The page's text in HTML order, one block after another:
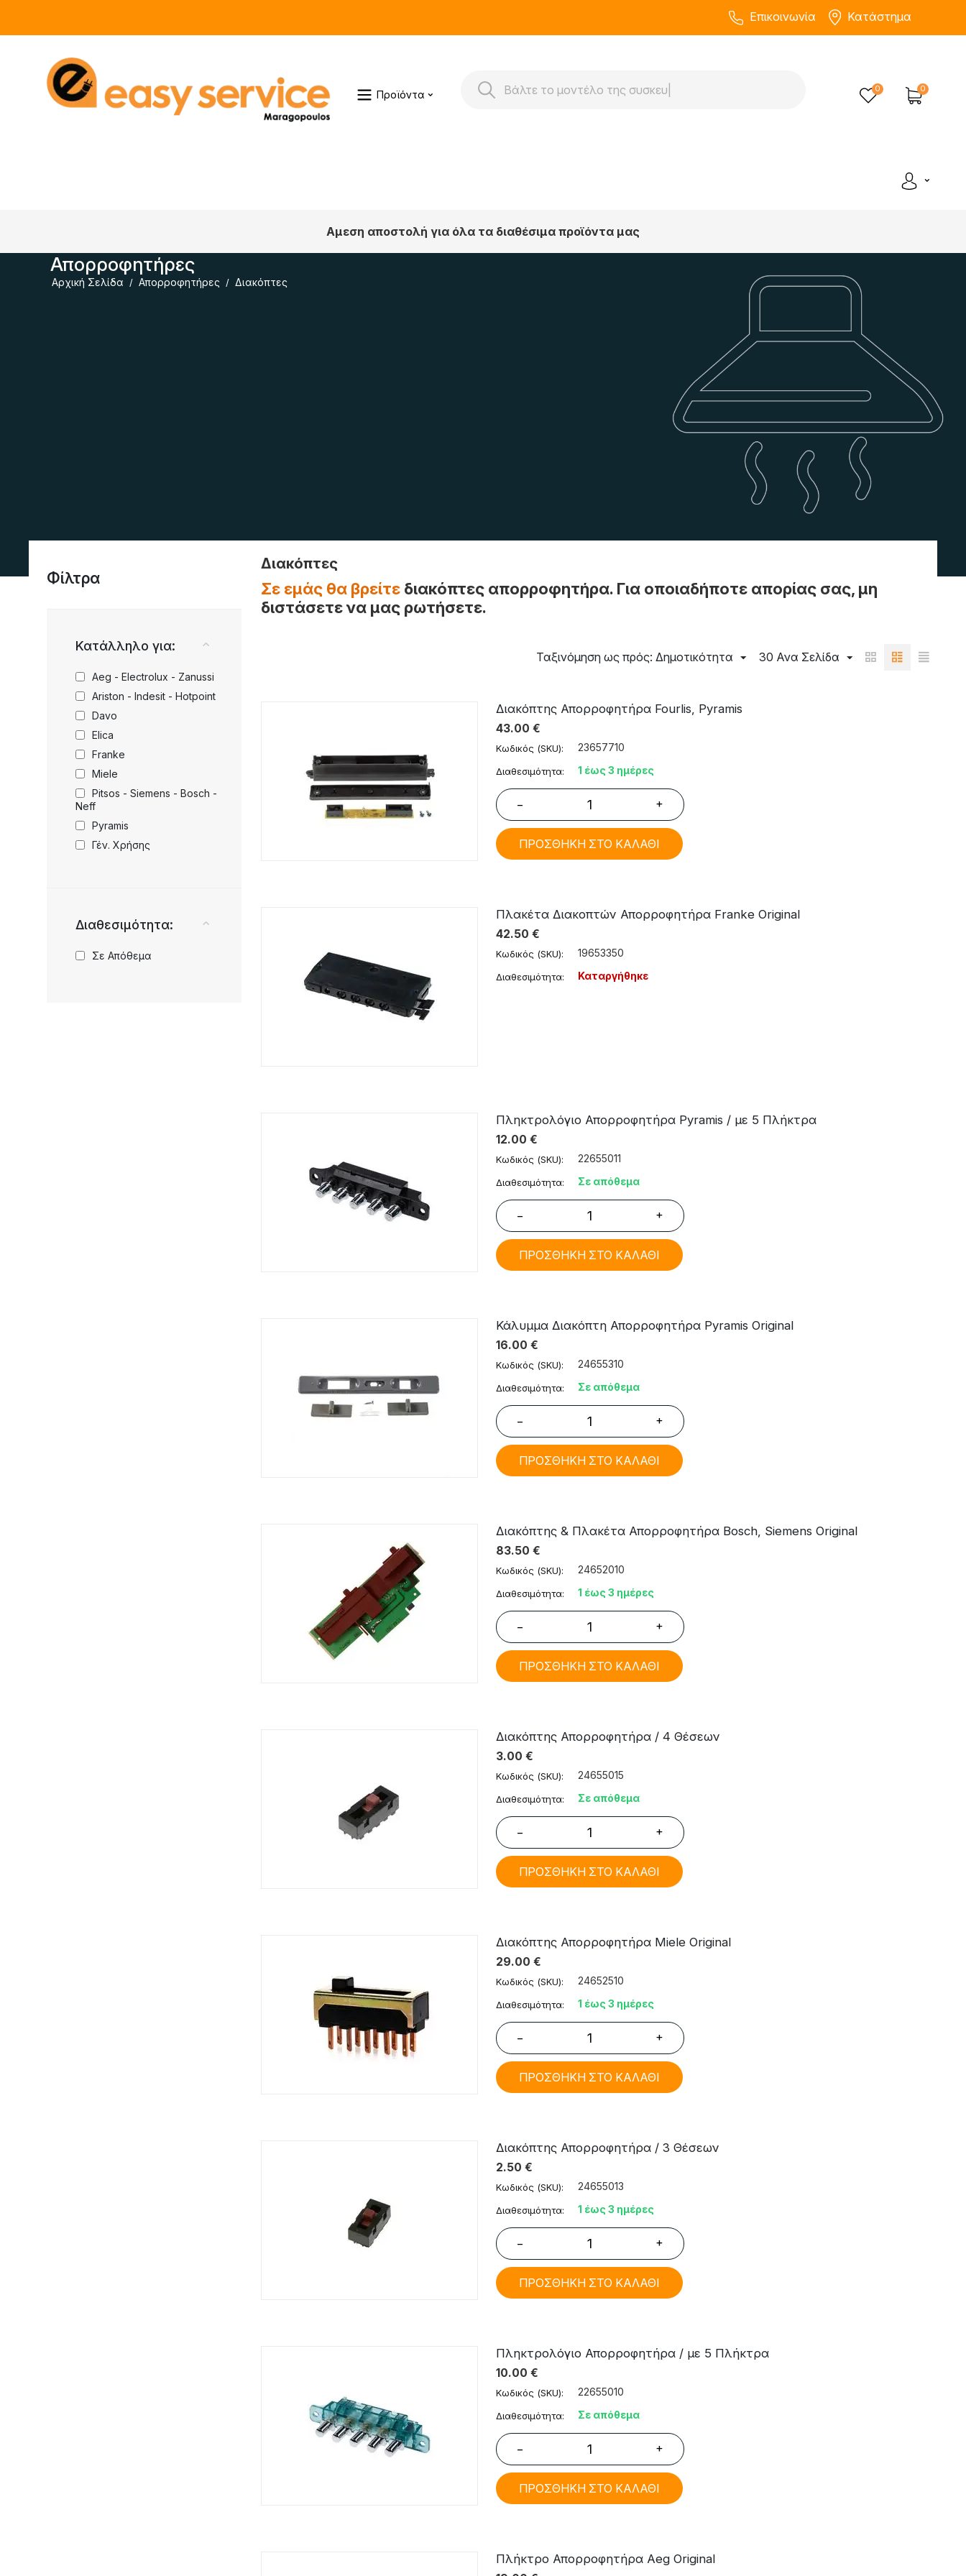
Επικοινωνία Κατάστημα
Προϊόντα 0
0
Αμεση αποστολή για όλα τα διαθέσιμα προϊόντα μας
Αρχική Σελίδα / Απορροφητήρες / Διακόπτες
Απορροφητήρες
Φίλτρα
Κατάλληλο για:
Aeg - Electrolux - Zanussi
Ariston - Indesit - Hotpoint
Davo
Elica
Franke
Miele
Pitsos - Siemens - Bosch -
Neff
Pyramis
Γέν. Χρήσης
Διαθεσιμότητα:
Σε Απόθεμα
Διακόπτες
Σε εμάς θα βρείτεδιακόπτες απορροφητήρα. Για οποιαδήποτε απορίας σας, μη
διστάσετε να μας ρωτήσετε.
Ταξινόμηση ως πρός: Δημοτικότητα 30 Ανα Σελίδα
Διακόπτης Απορροφητήρα Fourlis, Pyramis
43.00 €
Κωδικός (SKU): 23657710
Διαθεσιμότητα: 1 έως 3 ημέρες
− +
ΠΡΟΣΘΗΚΗ ΣΤΟ ΚΑΛΑΘΙ
Πλακέτα Διακοπτών Απορροφητήρα Franke Original
42.50 €
Κωδικός (SKU): 19653350
Διαθεσιμότητα: Καταργήθηκε
Πληκτρολόγιο Απορροφητήρα Pyramis / με 5 Πλήκτρα
12.00 €
Κωδικός (SKU): 22655011
Διαθεσιμότητα: Σε απόθεμα
− +
ΠΡΟΣΘΗΚΗ ΣΤΟ ΚΑΛΑΘΙ
Κάλυμμα Διακόπτη Απορροφητήρα Pyramis Original
16.00 €
Κωδικός (SKU): 24655310
Διαθεσιμότητα: Σε απόθεμα
− +
ΠΡΟΣΘΗΚΗ ΣΤΟ ΚΑΛΑΘΙ
Διακόπτης & Πλακέτα Απορροφητήρα Bosch, Siemens Original
83.50 €
Κωδικός (SKU): 24652010
Διαθεσιμότητα: 1 έως 3 ημέρες
− +
ΠΡΟΣΘΗΚΗ ΣΤΟ ΚΑΛΑΘΙ
Διακόπτης Απορροφητήρα / 4 Θέσεων
3.00 €
Κωδικός (SKU): 24655015
Διαθεσιμότητα: Σε απόθεμα
− +
ΠΡΟΣΘΗΚΗ ΣΤΟ ΚΑΛΑΘΙ
Διακόπτης Απορροφητήρα Miele Original
29.00 €
Κωδικός (SKU): 24652510
Διαθεσιμότητα: 1 έως 3 ημέρες
− +
ΠΡΟΣΘΗΚΗ ΣΤΟ ΚΑΛΑΘΙ
Διακόπτης Απορροφητήρα / 3 Θέσεων
2.50 €
Κωδικός (SKU): 24655013
Διαθεσιμότητα: 1 έως 3 ημέρες
− +
ΠΡΟΣΘΗΚΗ ΣΤΟ ΚΑΛΑΘΙ
Πληκτρολόγιο Απορροφητήρα / με 5 Πλήκτρα
10.00 €
Κωδικός (SKU): 22655010
Διαθεσιμότητα: Σε απόθεμα
− +
ΠΡΟΣΘΗΚΗ ΣΤΟ ΚΑΛΑΘΙ
Πλήκτρο Απορροφητήρα Aeg Original